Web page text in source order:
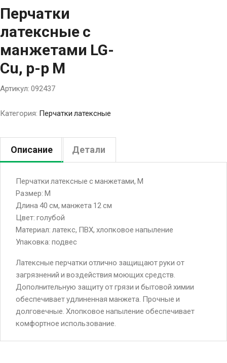
Перчатки
латексные с
манжетами LG-
Cu, р-р М
Артикул: 092437
Категория: Перчатки латексные
Описание Детали
Перчатки латексные с манжетами, M
Размер: M
Длина 40 см, манжета 12 см
Цвет: голубой
Материал: латекс, ПВХ, хлопковое напыление
Упаковка: подвес
Латексные перчатки отлично защищают руки от
загрязнений и воздействия моющих средств.
Дополнительную защиту от грязи и бытовой химии
обеспечивает удлиненная манжета. Прочные и
долговечные. Хлопковое напыление обеспечивает
комфортное использование.